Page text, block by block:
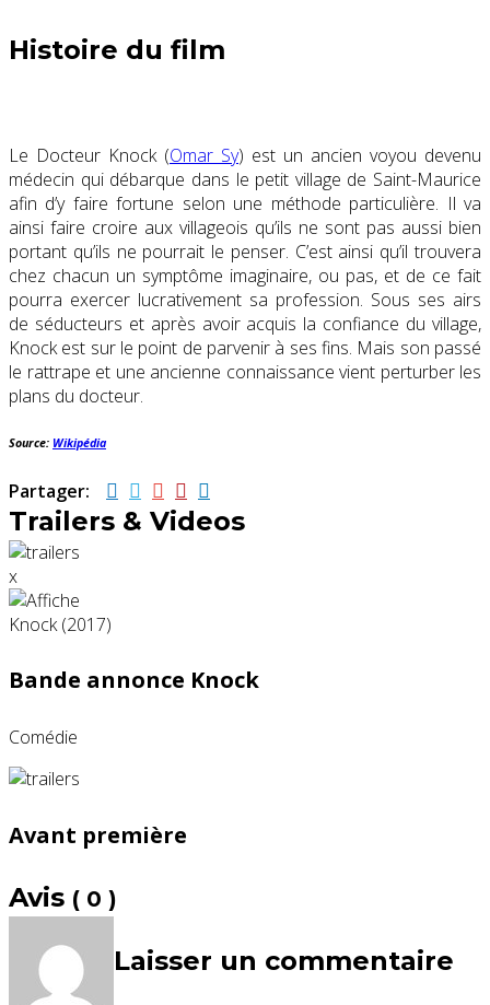
Histoire du film
Le Docteur Knock (Omar Sy) est un ancien voyou devenu
médecin qui débarque dans le petit village de Saint-Maurice
afin d’y faire fortune selon une méthode particulière. Il va
ainsi faire croire aux villageois qu’ils ne sont pas aussi bien
portant qu’ils ne pourrait le penser. C’est ainsi qu’il trouvera
chez chacun un symptôme imaginaire, ou pas, et de ce fait
pourra exercer lucrativement sa profession. Sous ses airs
de séducteurs et après avoir acquis la confiance du village,
Knock est sur le point de parvenir à ses fins. Mais son passé
le rattrape et une ancienne connaissance vient perturber les
plans du docteur.
Source: Wikipédia
Partager:
Trailers & Videos
x
Bande annonce Knock
Comédie
Avant première
Avis ( 0 )
Laisser un commentaire